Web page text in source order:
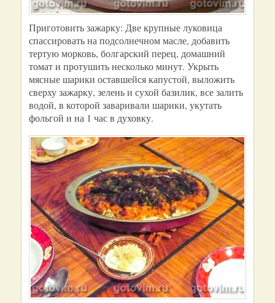
Приготовить зажарку: Две крупные луковица
спассировать на подсолнечном масле, добавить
тертую морковь, болгарский перец, домашний
томат и протушить несколько минут. Укрыть
мясные шарики оставшейся капустой, выложить
сверху зажарку, зелень и сухой базилик, все залить
водой, в которой заваривали шарики, укутать
фольгой и на 1 час в духовку.